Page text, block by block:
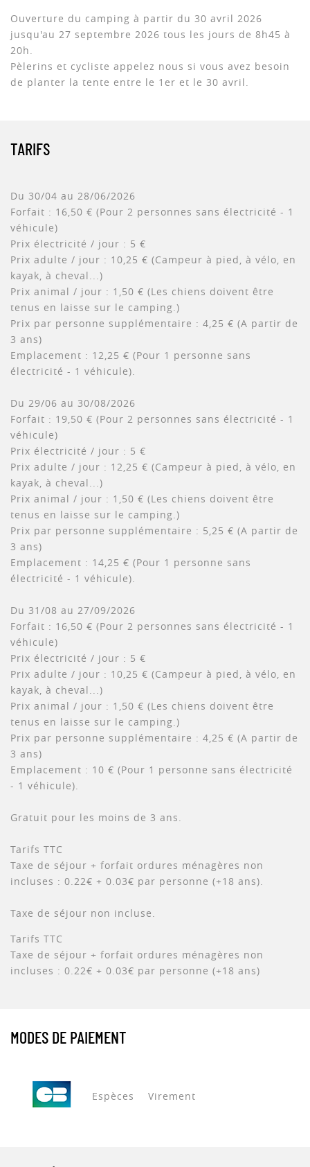
Ouverture du camping à partir du 30 avril 2026
jusqu'au 27 septembre 2026 tous les jours de 8h45 à
20h.
Pèlerins et cycliste appelez nous si vous avez besoin
de planter la tente entre le 1er et le 30 avril.
TARIFS
Du 30/04 au 28/06/2026
Forfait : 16,50 € (Pour 2 personnes sans électricité - 1
véhicule)
Prix électricité / jour : 5 €
Prix adulte / jour : 10,25 € (Campeur à pied, à vélo, en
kayak, à cheval...)
Prix animal / jour : 1,50 € (Les chiens doivent être
tenus en laisse sur le camping.)
Prix par personne supplémentaire : 4,25 € (A partir de
3 ans)
Emplacement : 12,25 € (Pour 1 personne sans
électricité - 1 véhicule).
Du 29/06 au 30/08/2026
Forfait : 19,50 € (Pour 2 personnes sans électricité - 1
véhicule)
Prix électricité / jour : 5 €
Prix adulte / jour : 12,25 € (Campeur à pied, à vélo, en
kayak, à cheval...)
Prix animal / jour : 1,50 € (Les chiens doivent être
tenus en laisse sur le camping.)
Prix par personne supplémentaire : 5,25 € (A partir de
3 ans)
Emplacement : 14,25 € (Pour 1 personne sans
électricité - 1 véhicule).
Du 31/08 au 27/09/2026
Forfait : 16,50 € (Pour 2 personnes sans électricité - 1
véhicule)
Prix électricité / jour : 5 €
Prix adulte / jour : 10,25 € (Campeur à pied, à vélo, en
kayak, à cheval...)
Prix animal / jour : 1,50 € (Les chiens doivent être
tenus en laisse sur le camping.)
Prix par personne supplémentaire : 4,25 € (A partir de
3 ans)
Emplacement : 10 € (Pour 1 personne sans électricité
- 1 véhicule).
Gratuit pour les moins de 3 ans.
Tarifs TTC
Taxe de séjour + forfait ordures ménagères non
incluses : 0.22€ + 0.03€ par personne (+18 ans).
Taxe de séjour non incluse.
Tarifs TTC
Taxe de séjour + forfait ordures ménagères non
incluses : 0.22€ + 0.03€ par personne (+18 ans)
MODES DE PAIEMENT
Espèces Virement